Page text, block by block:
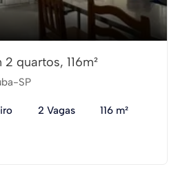
quartos, 116m²
SP
2 Vagas 116 m²